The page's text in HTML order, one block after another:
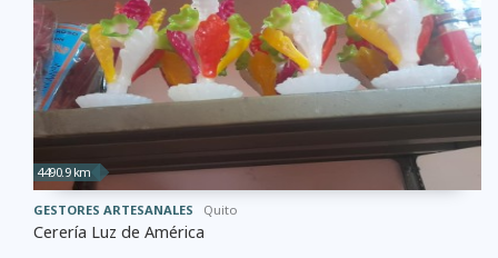
4490.9 km
GESTORES ARTESANALES Quito
Cerería Luz de América